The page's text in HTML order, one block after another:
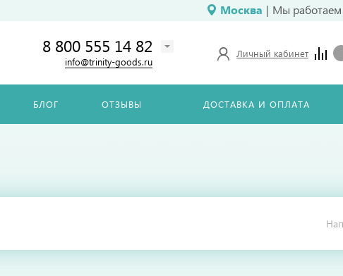
Москва | Мы работаем
8 800 555 14 82
info@trinity-goods.ru
Личный кабинет
БЛОГ ОТЗЫВЫ ДОСТАВКА И ОПЛАТА